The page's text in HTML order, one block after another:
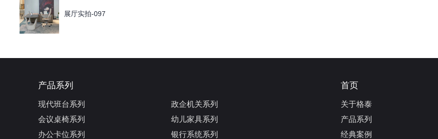
展厅实拍-097
产品系列
现代班台系列
会议桌椅系列
办公卡位系列
政企机关系列
幼儿家具系列
银行系统系列
首页
关于格泰
产品系列
经典案例